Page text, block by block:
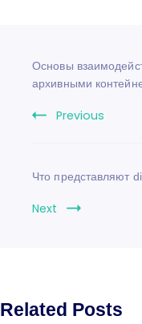
Основы
архивными
Previous
Что представляют
Next
Related Posts